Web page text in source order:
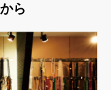
ら